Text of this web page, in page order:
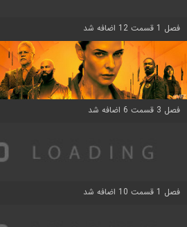
فصل 1 قسمت 12 اضافه شد
فصل 3 قسمت 6 اضافه شد
فصل 1 قسمت 10 اضافه شد